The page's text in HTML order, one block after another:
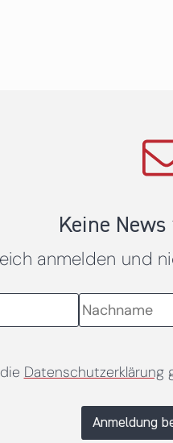
Keine
anmelden und
Datenschutzerklärung
Anmeldung